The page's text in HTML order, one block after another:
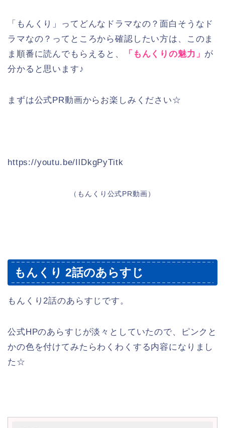
「もんくり」ってどんなドラマなの？面白そうなド
ラマなの？ってところから確認したい方は、このま
ま順番に読んでもらえると、
「もんくりの魅力」 が
分かると思います♪
まずは公式PR動画からお楽しみください☆
https://youtu.be/IlDkgPyTitk
（もんくり公式PR動画）
もんくり 2話のあらすじ
もんくり2話のあらすじです。
公式HPのあらすじが淡々としていたので、ピンクと
かの色を付けてみたらわくわくする内容になりまし
た☆